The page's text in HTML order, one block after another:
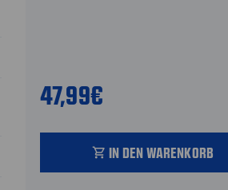
47,99€
shopping_cart IN DEN WARENKORB